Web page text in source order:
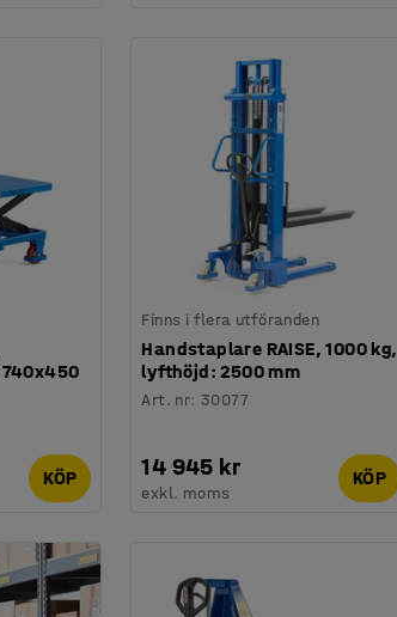
KÖP
Finns i flera utföranden
Handstaplare RAISE, 1000 kg,
lyfthöjd: 2500 mm
Art. nr:30077
14 945 kr
exkl. moms
KÖP